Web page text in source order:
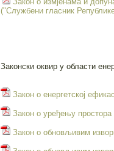
("Службени гласник
Законски оквир у области
Закон о енергетској
Закон о уређењу простора
​Закон о обновљивим